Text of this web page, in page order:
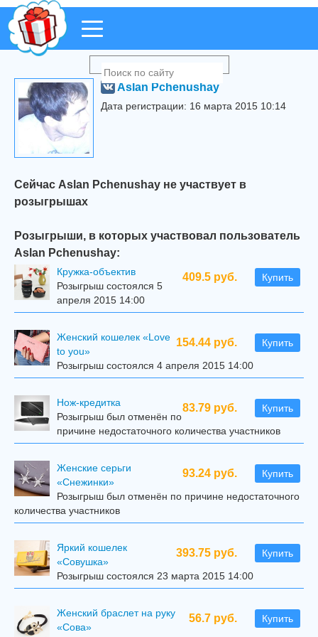
Aslan Pchenushay
Дата регистрации: 16 марта 2015 10:14
Сейчас Aslan Pchenushay не участвует в
розыгрышах
Розыгрыши, в которых участвовал пользователь
Aslan Pchenushay:
409.5 руб. Купить
Кружка-объектив
Розыгрыш состоялся 5
апреля 2015 14:00
154.44 руб. Купить
Женский кошелек «Love
to you»
Розыгрыш состоялся 4 апреля 2015 14:00
83.79 руб. Купить
Нож-кредитка
Розыгрыш был отменён по
причине недостаточного количества участников
93.24 руб. Купить
Женские серьги
«Снежинки»
Розыгрыш был отменён по причине недостаточного
количества участников
393.75 руб. Купить
Яркий кошелек
«Совушка»
Розыгрыш состоялся 23 марта 2015 14:00
56.7 руб. Купить
Женский браслет на руку
«Сова»